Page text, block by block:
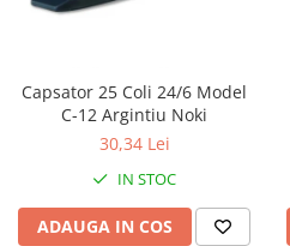
Capsator 25 Coli 24/6 Model
C-12 Argintiu Noki
30,34 Lei
IN STOC
ADAUGA IN COS